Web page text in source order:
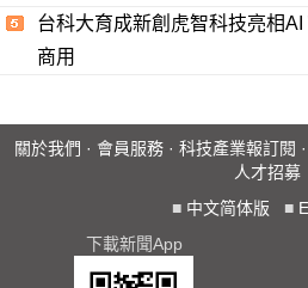
台科大育成新創虎智科技亮相AI
商用
關於我們 · 會員服務 · 科技產業報訂閱 ·
人才招募
■ 中文简体版 ■
下載新聞App